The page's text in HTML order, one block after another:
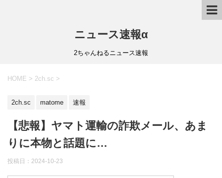
ニュース速報α
2ちゃんねるニュース速報
HOME > 2ch.sc >
2ch.sc matome 速報
【悲報】ヤマト運輸の詐欺メール、あま
りに本物と話題に…
投稿日： 2024-10-23